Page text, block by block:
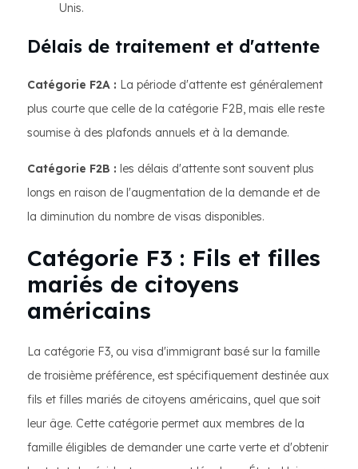
Unis.
Délais de traitement et d'attente
Catégorie F2A : La période d'attente est généralement
plus courte que celle de la catégorie F2B, mais elle reste
soumise à des plafonds annuels et à la demande.
Catégorie F2B : les délais d'attente sont souvent plus
longs en raison de l'augmentation de la demande et de
la diminution du nombre de visas disponibles.
Catégorie F3 : Fils et filles
mariés de citoyens
américains
La catégorie F3, ou visa d'immigrant basé sur la famille
de troisième préférence, est spécifiquement destinée aux
fils et filles mariés de citoyens américains, quel que soit
leur âge. Cette catégorie permet aux membres de la
famille éligibles de demander une carte verte et d'obtenir